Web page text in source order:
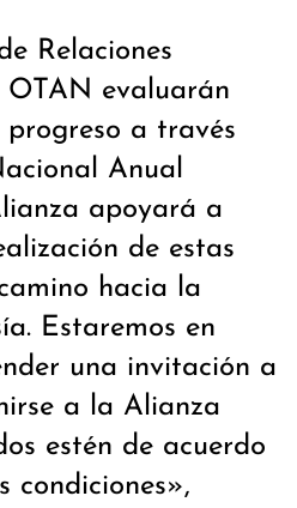
Relaciones
OTAN evaluarán
a través
Anual
apoyará a
de estas
hacia la
Estaremos en
una invitación a
a la Alianza
estén de acuerdo
condiciones»,